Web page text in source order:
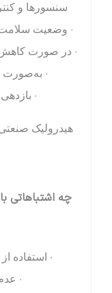
سنسورها و
• وضعیت
• در صورت کاهش
• به‌صورت
•
هیدرولیک
چه
• استفاده
•